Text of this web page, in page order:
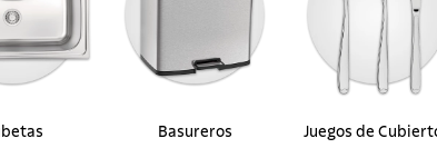
Basureros Juegos de